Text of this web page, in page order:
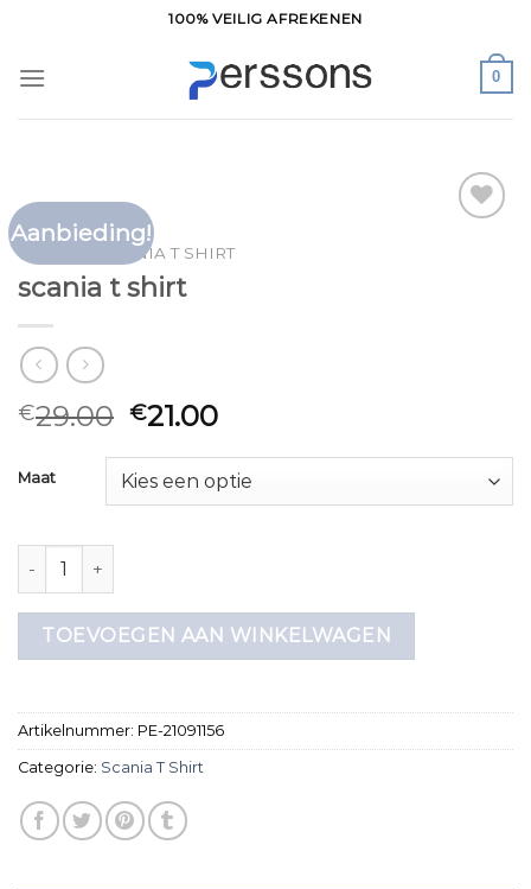
inhoud
100% VEILIG AFREKENEN
0
Aanbieding!
HOME SCANIA T SHIRT
scania t shirt
€29.00 €21.00
Maat
scania t shirt aantal
TOEVOEGEN AAN WINKELWAGEN
Artikelnummer: PE-21091156
Categorie: Scania T Shirt